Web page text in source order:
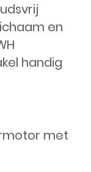
en
handig
met